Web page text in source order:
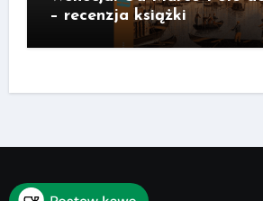
– recenzja książki